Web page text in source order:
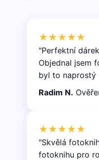
★★★★★
"Perfektní
Objednal jsem
byl to naprostý
Radim N.
★★★★★
"Skvělá
fotoknihu pro